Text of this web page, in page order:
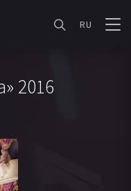
RU
2016